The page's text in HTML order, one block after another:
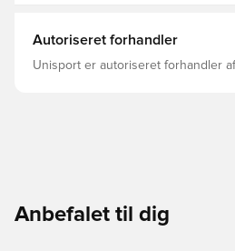
Autoriseret forhandler
Unisport er autoriseret forhandler
Anbefalet til dig